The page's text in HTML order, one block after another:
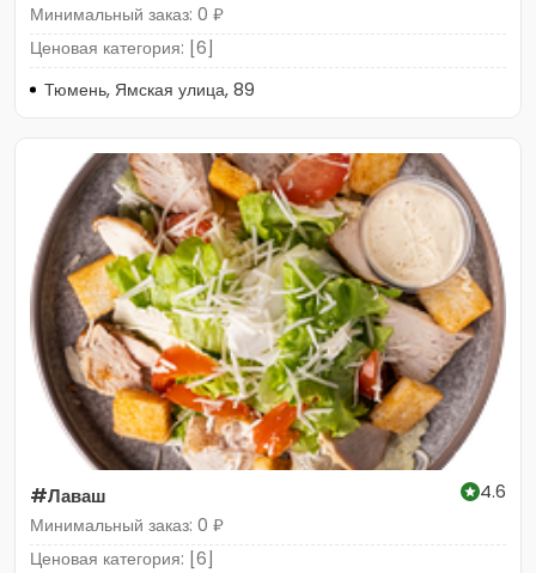
Минимальный заказ: 0 ₽
Ценовая категория: [6]
Тюмень, Ямская улица, 89
#Лаваш
4.6
Минимальный заказ: 0 ₽
Ценовая категория: [6]